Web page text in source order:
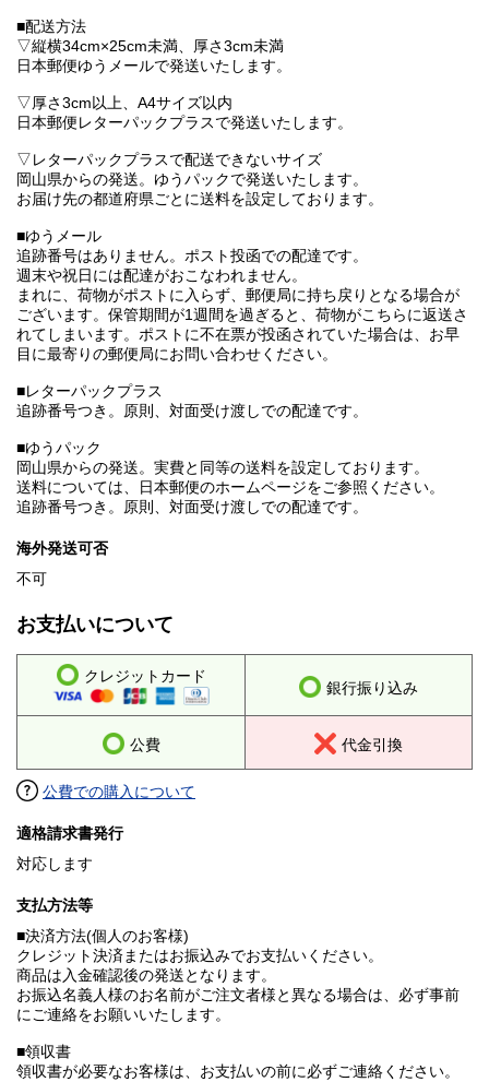
■配送方法
▽縦横34cm×25cm未満、厚さ3cm未満
日本郵便ゆうメールで発送いたします。
▽厚さ3cm以上、A4サイズ以内
日本郵便レターパックプラスで発送いたします。
▽レターパックプラスで配送できないサイズ
岡山県からの発送。ゆうパックで発送いたします。
お届け先の都道府県ごとに送料を設定しております。
■ゆうメール
追跡番号はありません。ポスト投函での配達です。
週末や祝日には配達がおこなわれません。
まれに、荷物がポストに入らず、郵便局に持ち戻りとなる場合が
ございます。保管期間が1週間を過ぎると、荷物がこちらに返送さ
れてしまいます。ポストに不在票が投函されていた場合は、お早
目に最寄りの郵便局にお問い合わせください。
■レターパックプラス
追跡番号つき。原則、対面受け渡しでの配達です。
■ゆうパック
岡山県からの発送。実費と同等の送料を設定しております。
送料については、日本郵便のホームページをご参照ください。
追跡番号つき。原則、対面受け渡しでの配達です。
海外発送可否
不可
お支払いについて
クレジットカード
銀行振り込み
公費 代金引換
公費での購入について
適格請求書発行
対応します
支払方法等
■決済方法(個人のお客様)
クレジット決済またはお振込みでお支払いください。
商品は入金確認後の発送となります。
お振込名義人様のお名前がご注文者様と異なる場合は、必ず事前
にご連絡をお願いいたします。
■領収書
領収書が必要なお客様は、お支払いの前に必ずご連絡ください。